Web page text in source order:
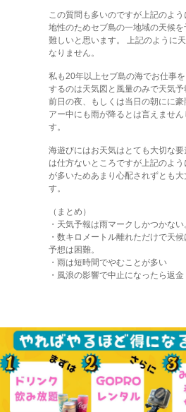
この質問も多いのですが上記のよ
地性のためセブ島の一地域の天候
難しいと思います。 上記のように
なりません。
私も20年以上セブ島の海でお仕事
するのは天気図と風量のみで天気予
前日の夜、もしくは当日の朝にに
アー中にも雨が降るとは言えません
す。
海遊びにはお天気はとても大切な
は仕方ないところですが上記のよ
が多いためあまり心配されずとも
す。
（まとめ）
・天気予報は雨マークしかつかない
・数キロメートル離れただけで天
予想は困難。
・雨は短時間でやむことが多い
・風浪の影響で中止になったら返金